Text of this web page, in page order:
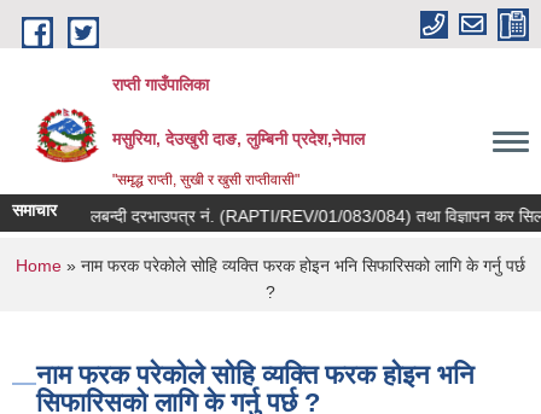
Skip to main content
राप्ती गाउँपालिका
मसुरिया, देउखुरी दाङ, लुम्बिनी प्रदेश,नेपाल
"समृद्ध राप्ती, सुखी र खुसी राप्तीवासी"
समाचारकर सिलबन्दी दरभाउपत्र नं. (RAPTI/REV/01/083/084) तथा विज्ञापन कर
You are here
Home » नाम फरक परेकोले सोहि व्यक्ति फरक होइन भनि सिफारिसको लागि के गर्नु पर्छ
?
नाम फरक परेकोले सोहि व्यक्ति फरक होइन भनि
सिफारिसको लागि के गर्नु पर्छ ?